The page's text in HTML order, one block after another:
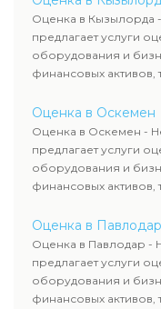
рассчитывают ущерб.
требованиям
сделок,
Оценка в Кызылорда
предлагает услуги
оборудования и
финансовых активов,
оценка животных и
определяют
рассчитывают ущерб.
требованиям
сделок,
Оценка в Оскемен
Оценка в Оскемен -
предлагает услуги
оборудования и
финансовых активов,
оценка животных и
определяют
рассчитывают ущерб.
требованиям
сделок,
Оценка в Павлодар
Оценка в Павлодар -
предлагает услуги
оборудования и
финансовых активов,